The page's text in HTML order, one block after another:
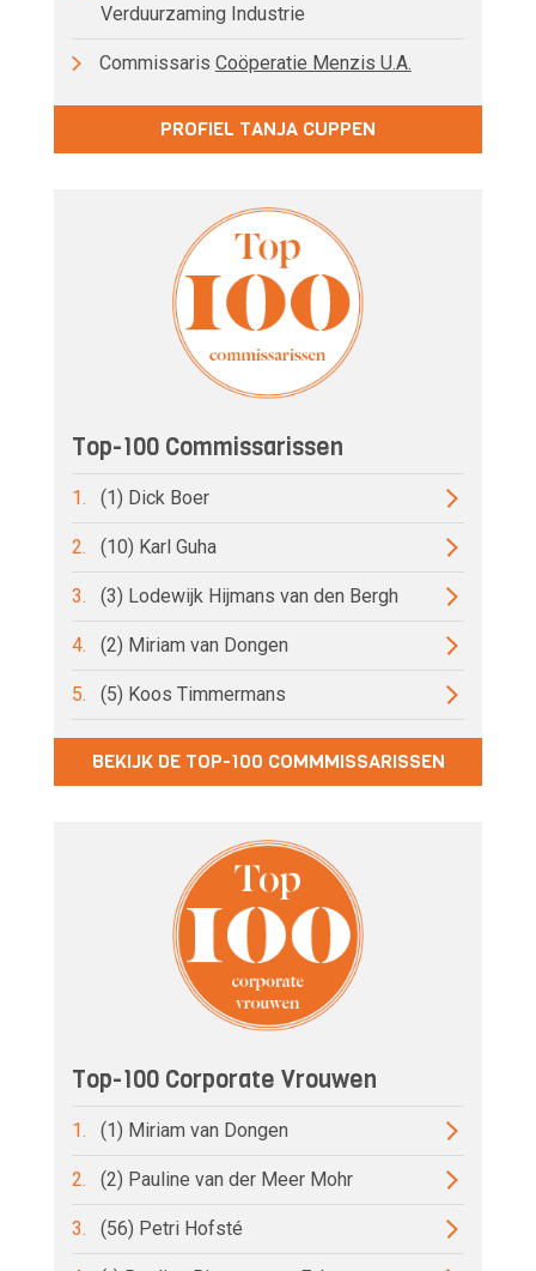
Verduurzaming Industrie
Commissaris Coöperatie Menzis U.A.
PROFIEL TANJA CUPPEN
Top-100 Commissarissen
1. (1) Dick Boer
2. (10) Karl Guha
3. (3) Lodewijk Hijmans van den Bergh
4. (2) Miriam van Dongen
5. (5) Koos Timmermans
BEKIJK DE TOP-100 COMMMISSARISSEN
Top-100 Corporate Vrouwen
1. (1) Miriam van Dongen
2. (2) Pauline van der Meer Mohr
3. (56) Petri Hofsté